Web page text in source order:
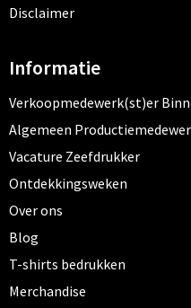
Disclaimer
Informatie
Verkoopmedewerk(st)er
Algemeen
Vacature Zeefdrukker
Ontdekkingsweken
Over ons
Blog
T-shirts bedrukken
Merchandise